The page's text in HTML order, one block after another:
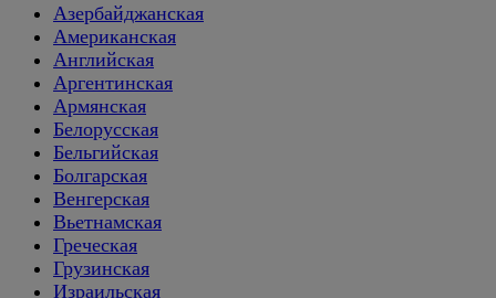
Азербайджанская
Американская
Английская
Аргентинская
Армянская
Белорусская
Бельгийская
Болгарская
Венгерская
Вьетнамская
Греческая
Грузинская
Израильская